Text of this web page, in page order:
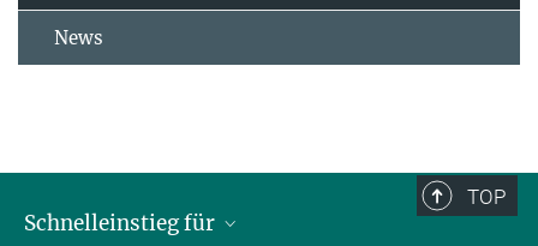
News
TOP
Schnelleinstieg für